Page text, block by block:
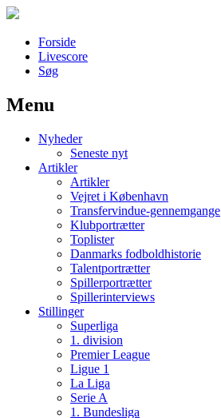
Forside
Livescore
Søg
Наши партнеры
лучшие займы
Menu
Nyheder
Seneste nyt
Artikler
Artikler
Vejret i København
Transfervindue-gennemgange
Klubportrætter
Toplister
Danmarks fodboldhistorie
Talentportrætter
Spillerportrætter
Spillerinterviews
Stillinger
Superliga
1. division
Premier League
Ligue 1
La Liga
Serie A
1. Bundesliga